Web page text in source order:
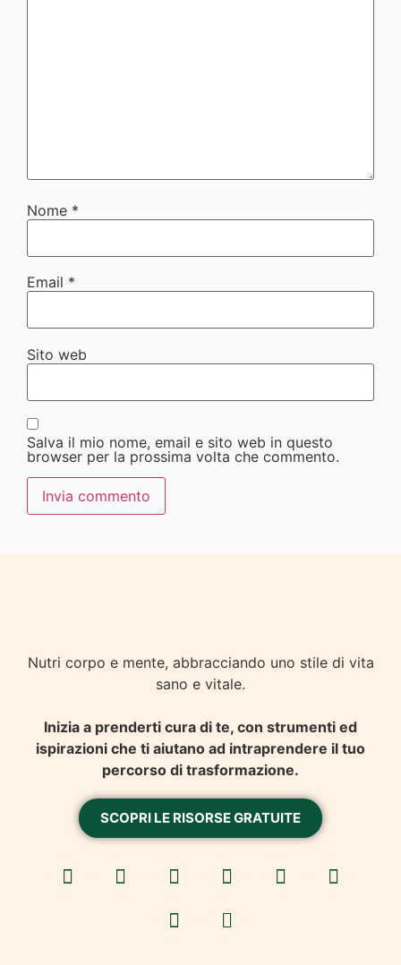
Nome *
Email *
Sito web
Salva il mio nome, email e sito web in questo
browser per la prossima volta che commento.
Nutri corpo e mente, abbracciando uno stile di vita
sano e vitale.
Inizia a prenderti cura di te, con strumenti ed
ispirazioni che ti aiutano ad intraprendere il tuo
percorso di trasformazione.
SCOPRI LE RISORSE GRATUITE